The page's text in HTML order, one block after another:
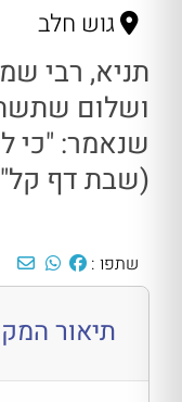
גוש חלב
תניא, רבי
ושלום
שנאמר: "כי
(שבת דף
שתפו :
תיאור